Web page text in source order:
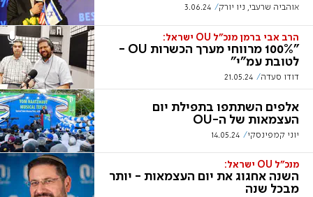
אוהביה שרעבי, ניו יורק 3.06.24
הרב אבי ברמן מנכ"ל OU ישראל:
"100% מרווחי מערך הכשרות OU -
לטובת עמ"י"
דודו סעדה 21.05.24
אלפים השתתפו בתפילת יום
העצמאות של ה-OU
יוני קמפינסקי 14.05.24
מנכ"ל OU ישראל:
השנה אחגוג את יום העצמאות - יותר
מבכל שנה